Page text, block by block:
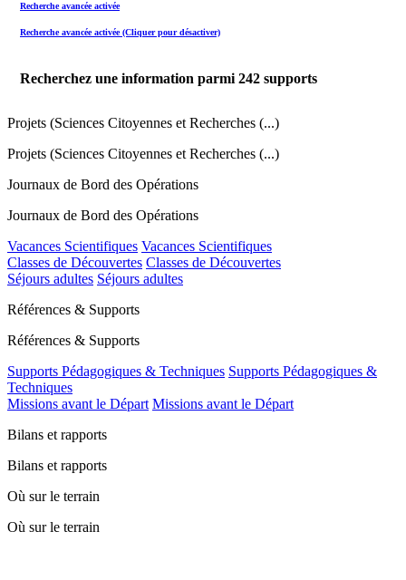
Recherche avancée activée
Recherche avancée activée (Cliquer pour désactiver)
Recherchez une information parmi 242 supports
Projets (Sciences Citoyennes et Recherches (...)
Projets (Sciences Citoyennes et Recherches (...)
Journaux de Bord des Opérations
Journaux de Bord des Opérations
Vacances Scientifiques Vacances Scientifiques
Classes de Découvertes Classes de Découvertes
Séjours adultes Séjours adultes
Références & Supports
Références & Supports
Supports Pédagogiques & Techniques Supports Pédagogiques &
Techniques
Missions avant le Départ Missions avant le Départ
Bilans et rapports
Bilans et rapports
Où sur le terrain
Où sur le terrain